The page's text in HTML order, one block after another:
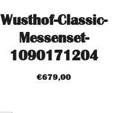
Wusthof-Classic-
Messenset-
1090171204
€679,00